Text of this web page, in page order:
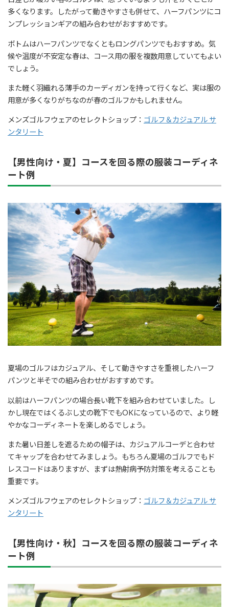
多くなります。したがって動きやすさも併せて、ハーフパンツにコ
ンプレッションギアの組み合わせがおすすめです。
ボトムはハーフパンツでなくともロングパンツでもおすすめ。気
候や温度が不安定な春は、コース用の服を複数用意していてもよい
でしょう。
また軽く羽織れる薄手のカーディガンを持って行くなど、実は服の
用意が多くなりがちなのが春のゴルフかもしれません。
メンズゴルフウェアのセレクトショップ： ゴルフ＆カジュアル サ
ンタリート
【男性向け・夏】コースを回る際の服装コーディネ
ート例
夏場のゴルフはカジュアル、そして動きやすさを重視したハーフ
パンツと半そでの組み合わせがおすすめです。
以前はハーフパンツの場合長い靴下を組み合わせていました。し
かし現在ではくるぶし丈の靴下でもOKになっているので、より軽
やかなコーディネートを楽しめるでしょう。
また暑い日差しを遮るための帽子は、カジュアルコーデと合わせ
てキャップを合わせてみましょう。もちろん夏場のゴルフでもド
レスコードはありますが、まずは熱射病予防対策を考えることも
重要です。
メンズゴルフウェアのセレクトショップ： ゴルフ＆カジュアル サ
ンタリート
【男性向け・秋】コースを回る際の服装コーディネ
ート例